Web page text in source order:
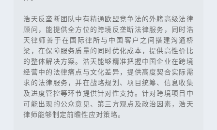
浩天反垄断团队中有精通欧盟竞争法的外籍高级法律
顾问，能提供全方位的跨境反垄断法律服务，同时浩
天律师善于在国际律所与中国客户之间搭建沟通桥
梁，在保障服务质量的同时优化成本，提供高性价比
的整体解决方案。浩天能够精准把握中国企业在跨境
经营中的法律痛点与文化差异，提供高度契合实际需
求的法律服务，并在战略规划、项目统筹、信息收集
及进度管控等环节提供针对性支持。针对跨境项目中
可能出现的公众意见、第三方观点及政治因素，浩天
律师能够制定前瞻性应对策略。